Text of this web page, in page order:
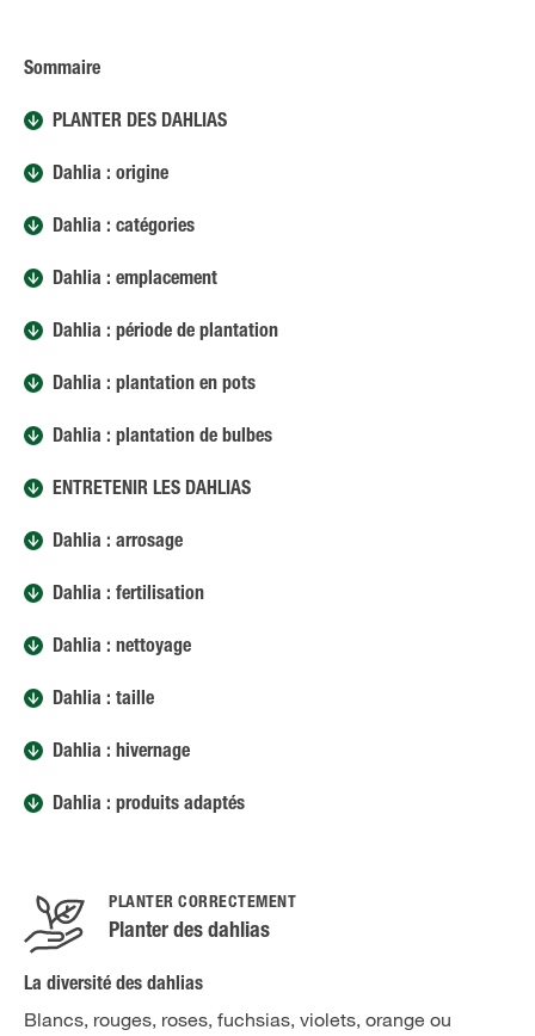
Sommaire
PLANTER DES DAHLIAS
Dahlia : origine
Dahlia : catégories
Dahlia : emplacement
Dahlia : période de plantation
Dahlia : plantation en pots
Dahlia : plantation de bulbes
ENTRETENIR LES DAHLIAS
Dahlia : arrosage
Dahlia : fertilisation
Dahlia : nettoyage
Dahlia : taille
Dahlia : hivernage
Dahlia : produits adaptés
PLANTER CORRECTEMENT
Planter des dahlias
La diversité des dahlias
Blancs, rouges, roses, fuchsias, violets, orange ou